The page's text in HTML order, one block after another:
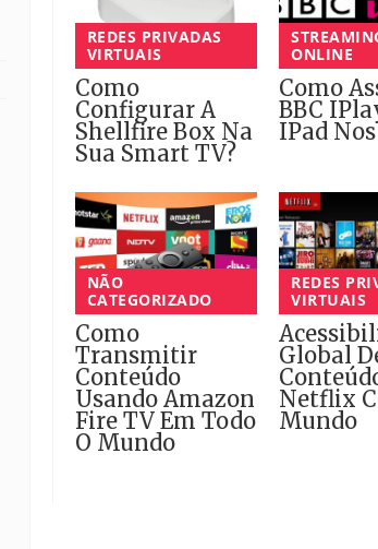
REDES PRIVADAS
VIRTUAIS
Como
Configurar A
Shellfire Box Na
Sua Smart TV?
ONLINE
Como
BBC
IPad
NÃO
CATEGORIZADO
Como
Transmitir
Conteúdo
Usando Amazon
Fire TV Em Todo
O Mundo
REDES
VIRTUAIS
Global
Netflix
Mundo